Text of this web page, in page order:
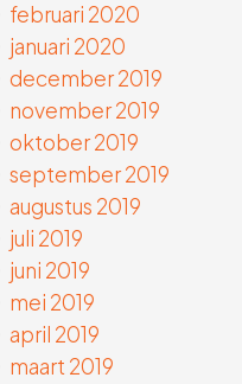
februari 2020
januari 2020
december 2019
november 2019
oktober 2019
september 2019
augustus 2019
juli 2019
juni 2019
mei 2019
april 2019
maart 2019